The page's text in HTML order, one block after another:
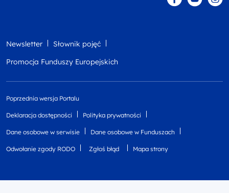
Newsletter
Słownik pojęć
Promocja Funduszy Europejskich
Poprzednia wersja Portalu
Deklaracja dostępności Polityka prywatności
Dane osobowe w serwisie Dane osobowe w Funduszach
Odwołanie zgody RODO Zgłoś błąd Mapa strony